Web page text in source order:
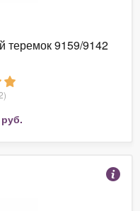
теремок 9159/9142
руб.